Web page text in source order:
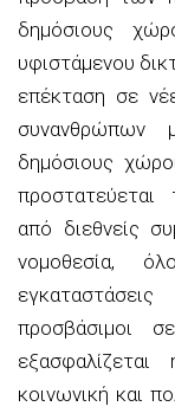
δημόσιους
υφιστάμενου
επέκταση σε
συνανθρώπων
δημόσιους
από διεθνείς
νομοθεσία,
προσβάσιμοι
κοινωνική και